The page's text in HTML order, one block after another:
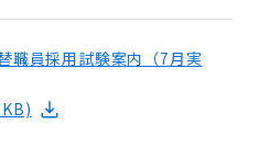
職員採用試験案内（7月実